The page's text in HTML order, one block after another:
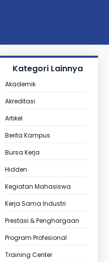
Kategori Lainnya
Akademik
Akreditasi
Artikel
Berita Kampus
Bursa Kerja
Hidden
Kegiatan Mahasiswa
Kerja Sama Industri
Prestasi & Penghargaan
Program Profesional
Training Center